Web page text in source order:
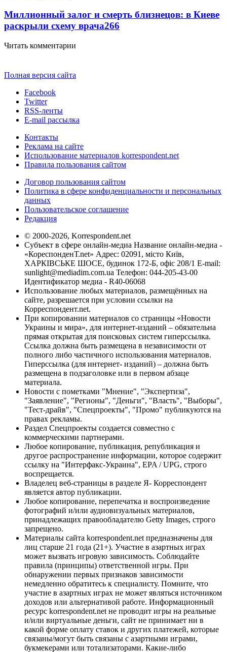
Миллионный залог и смерть близнецов: в Киеве
раскрыли схему врача266
Читать комментарии
Полная версия сайта
Facebook
Twitter
RSS-ленты
E-mail рассылка
Контакты
Реклама на сайте
Использование материалов korrespondent.net
Правила пользования сайтом
Договор пользования сайтом
Политика в сфере конфиденциальности и персональных
данных
Пользовательское соглашение
Редакция
© 2000-2026, Korrespondent.net
Субъект в сфере онлайн-медиа Название онлайн-медиа -
«КореспонденТ.net» Адрес: 02091, місто Київ,
ХАРКІВСЬКЕ ШОСЕ, будинок 172-Б, офіс 208/1 E-mail:
sunlight@mediadim.com.ua Телефон: 044-205-43-00
Идентификатор медиа - R40-06068
Использование любых материалов, размещённых на
сайте, разрешается при условии ссылки на
Корреспондент.net.
При копировании материалов со страницы «Новости
Украины и мира», для интернет-изданий – обязательна
прямая открытая для поисковых систем гиперссылка.
Ссылка должна быть размещена в независимости от
полного либо частичного использования материалов.
Гиперссылка (для интернет- изданий) – должна быть
размещена в подзаголовке или в первом абзаце
материала.
Новости с пометками "Мнение", "Экспертиза",
"Заявление", "Регионы", "Деньги", "Власть", "Выборы",
"Тест-драйв", "Спецпроекты", "Промо" публикуются на
правах рекламы.
Раздел Спецпроекты создается совместно с
коммерческими партнерами.
Любое копирование, публикация, републикация и
другое распространение информации, которое содержит
ссылку на "Интерфакс-Украина", EPA / UPG, строго
воспрещается.
Владелец веб-страницы в разделе Я- Корреспондент
является автор публикации.
Любое копирование, перепечатка и воспроизведение
фотографий и/или аудиовизуальных материалов,
принадлежащих правообладателю Getty Images, строго
запрещено.
Материалы сайта korrespondent.net предназначены для
лиц старше 21 года (21+). Участие в азартных играх
может вызвать игровую зависимость. Соблюдайте
правила (принципы) ответственной игры. При
обнаружении первых признаков зависимости
немедленно обратитесь к специалисту. Помните, что
участие в азартных играх не может являться источником
доходов или альтернативой работе. Информационный
ресурс korrespondent.net не проводит игры на реальные
и/или виртуальные деньги, сайт не принимает ни в
какой форме оплату ставок и других платежей, которые
связаны/могут быть связаны с азартными играми,
букмекерами или тотализаторами. Какие-либо